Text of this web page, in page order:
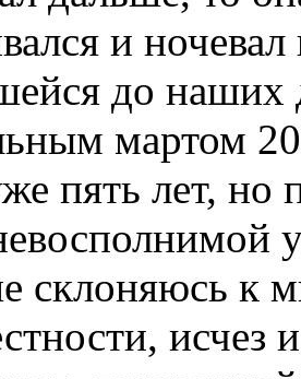
и
до наших
мартом
пять лет, но
склоняюсь к
исчез